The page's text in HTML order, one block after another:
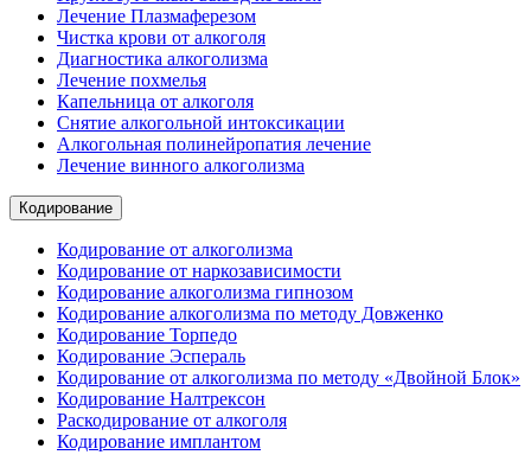
Лечение Плазмаферезом
Чистка крови от алкоголя
Диагностика алкоголизма
Лечение похмелья
Капельница от алкоголя
Снятие алкогольной интоксикации
Алкогольная полинейропатия лечение
Лечение винного алкоголизма
Кодирование
Кодирование от алкоголизма
Кодирование от наркозависимости
Кодирование алкоголизма гипнозом
Кодирование алкоголизма по методу Довженко
Кодирование Торпедо
Кодирование Эспераль
Кодирование от алкоголизма по методу «Двойной Блок»
Кодирование Налтрексон
Раскодирование от алкоголя
Кодирование имплантом